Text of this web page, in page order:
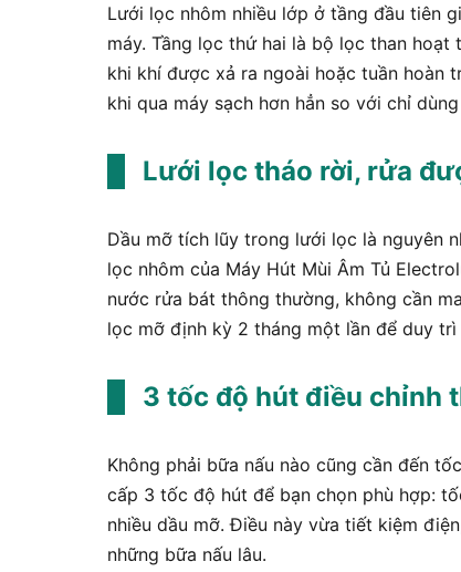
Lưới lọc nhôm nhiều lớp ở tầng đầu tiên
máy. Tầng lọc thứ hai là bộ lọc than
khi khí được xả ra ngoài hoặc tuần hoàn
khi qua máy sạch hơn hẳn so với chỉ
Lưới lọc tháo rời, rửa
Dầu mỡ tích lũy trong lưới lọc là nguyên
lọc nhôm của Máy Hút Mùi Âm Tủ
nước rửa bát thông thường, không cần
lọc mỡ định kỳ 2 tháng một lần để duy
3 tốc độ hút điều chỉnh
Không phải bữa nấu nào cũng cần đến
cấp 3 tốc độ hút để bạn chọn phù hợp:
nhiều dầu mỡ. Điều này vừa tiết kiệm
những bữa nấu lâu.